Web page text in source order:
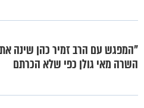
"המפגש עם הרב זמיר כהן שינה
השרה מאי גולן כפי שלא הכרתם